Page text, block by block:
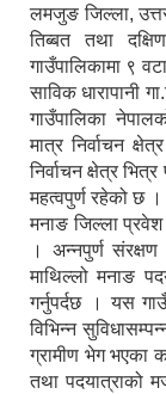
लमजुङ जिल्ला,
तिब्बत तथा
गाउँपालिकामा ९
साविक धारापानी
गाउँपालिका
मात्र निर्वाचन
निर्वाचन क्षेत्र
महत्वपुर्ण रहेको छ ।
मनाङ जिल्ला प्रवेश
। अन्नपुर्ण संरक्षण
माथिल्लो मनाङ
गर्नुपर्दछ । यस
विभिन्न
ग्रामीण भेग भएका
तथा पदयात्राको